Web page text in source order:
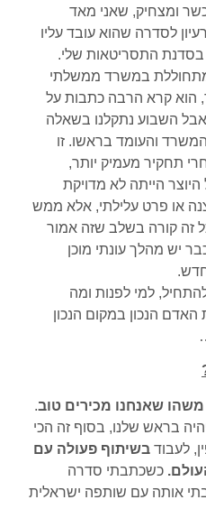
ומצחיק, שאני מאד
לסדרה שהוא עובד עליו
התסריטאות שלי.
במשרד ממשלתי
הוא קרא הרבה כתבות על
השבוע נתקלנו בשאלה
והעומד בראשו. זו
תחקיר מעמיק יותר,
הייתה לא מדויקת
או פרט עלילתי, אלא ממש
זה קורה בשלב שזה אמור
יש מהלך עונתי מוכן
למי לפנות ומה
הנכון במקום הנכון
שאנחנו מכירים טוב.
בראש שלנו, בסוף זה הכי
לעבוד בשיתוף פעולה עם
כשכתבתי סדרה
אותה עם שותפה ישראלית